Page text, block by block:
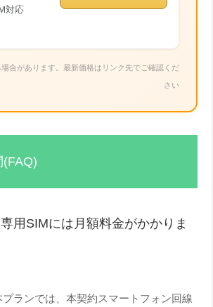
対応
合があります。最新価格はリンク先でご確認くだ
さい
(FAQ)
用SIMには月額料金がかかりま
ランでは、本契約スマートフォン回線